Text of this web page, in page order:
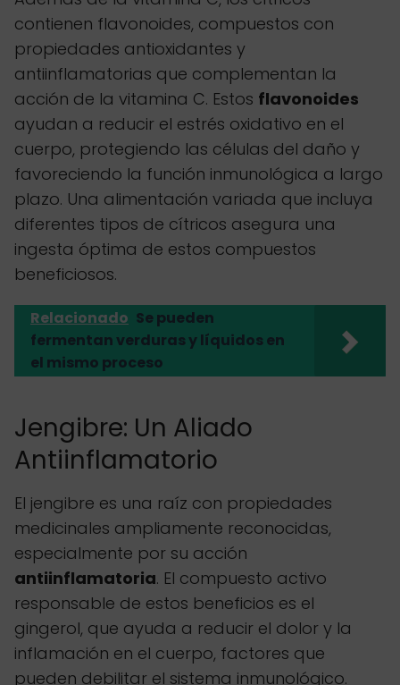
contienen flavonoides, compuestos con
propiedades antioxidantes y
antiinflamatorias que complementan la
acción de la vitamina C. Estos flavonoides
ayudan a reducir el estrés oxidativo en el
cuerpo, protegiendo las células del daño y
favoreciendo la función inmunológica a largo
plazo. Una alimentación variada que incluya
diferentes tipos de cítricos asegura una
ingesta óptima de estos compuestos
beneficiosos.
Relacionado Se pueden
fermentan verduras y líquidos en
el mismo proceso
Jengibre: Un Aliado
Antiinflamatorio
El jengibre es una raíz con propiedades
medicinales ampliamente reconocidas,
especialmente por su acción
antiinflamatoria. El compuesto activo
responsable de estos beneficios es el
gingerol, que ayuda a reducir el dolor y la
inflamación en el cuerpo, factores que
pueden debilitar el sistema inmunológico.